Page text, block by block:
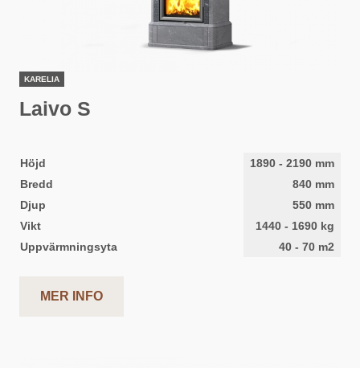
KARELIA
Laivo S
Höjd 1890 - 2190 mm
Bredd
840 mm
Djup
550 mm
Vikt
1440 - 1690 kg
Uppvärmningsyta
40 - 70 m2
MER INFO